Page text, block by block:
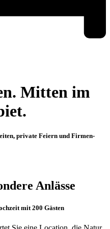
Mitten im
private Feiern und Firmen­
Anlässe
mit 200 Gästen